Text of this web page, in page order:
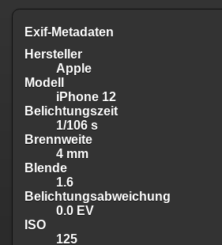
Exif-Metadaten
Hersteller
Apple
Modell
iPhone 12
Belichtungszeit
1/106 s
Brennweite
4 mm
Blende
1.6
Belichtungsabweichung
0.0 EV
ISO
125